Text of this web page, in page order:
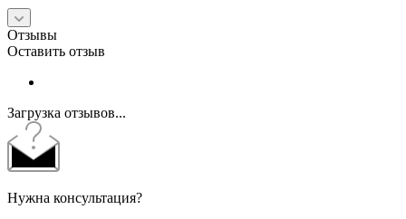
Отзывы
Оставить отзыв
Загрузка отзывов...
Нужна консультация?